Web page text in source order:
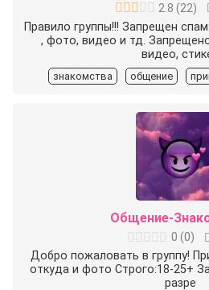
2.8 (22)
Правило группы!!! Запрещен
, фото, видео и тд.
видео,
знакомства общение
Общение-
0 (0)
Добро пожаловать в группу!
откуда и фото Строго:18-25+
разре